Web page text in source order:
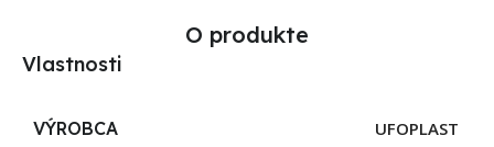
O produkte
Vlastnosti
VÝROBCA UFOPLAST